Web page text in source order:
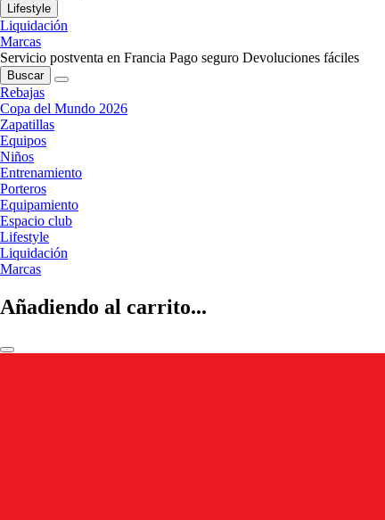
Lifestyle
Liquidación
Marcas
Servicio postventa en Francia Pago seguro Devoluciones fáciles
Buscar
Rebajas
Copa del Mundo 2026
Zapatillas
Equipos
Niños
Entrenamiento
Porteros
Equipamiento
Espacio club
Lifestyle
Liquidación
Marcas
Añadiendo al carrito...